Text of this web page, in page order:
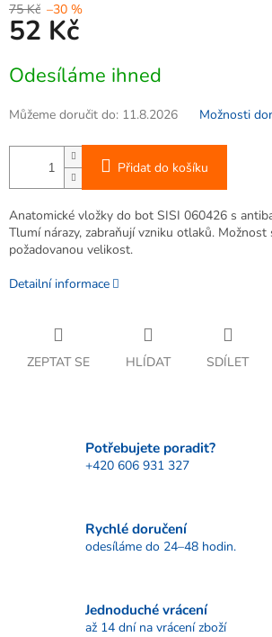
75 Kč –30 %
52 Kč
cena:
Odesíláme ihned
Můžeme doručit do: 11.8.2026 Možnosti
Přidat do košíku
Anatomické vložky do bot SISI 060426 s
Tlumí nárazy, zabraňují vzniku otlaků.
požadovanou velikost.
Detailní informace
ZEPTAT SE HLÍDAT SDÍLET
Potřebujete poradit?
+420 606 931 327
Rychlé doručení
odesíláme do 24–48 hodin.
Jednoduché vrácení
až 14 dní na vrácení zboží